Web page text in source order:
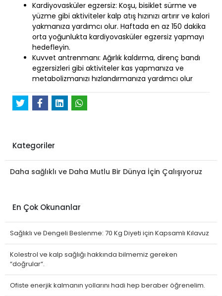
Kardiyovasküler egzersiz: Koşu, bisiklet sürme ve
yüzme gibi aktiviteler kalp atış hızınızı artırır ve kalori
yakmanıza yardımcı olur. Haftada en az 150 dakika
orta yoğunlukta kardiyovasküler egzersiz yapmayı
hedefleyin.
Kuvvet antrenmanı: Ağırlık kaldırma, direnç bandı
egzersizleri gibi aktiviteler kas yapmanıza ve
metabolizmanızı hızlandırmanıza yardımcı olur
Kategoriler
Daha sağlıklı ve Daha Mutlu Bir Dünya İçin Çalışıyoruz
En Çok Okunanlar
Sağlıklı ve Dengeli Beslenme: 70 Kg Diyeti için Kapsamlı Kılavuz
Kolestrol ve kalp sağlığı hakkında bilmemiz gereken
“doğrular“.
Ofiste enerjik kalmanın yollarını hadi hep beraber öğrenelim.